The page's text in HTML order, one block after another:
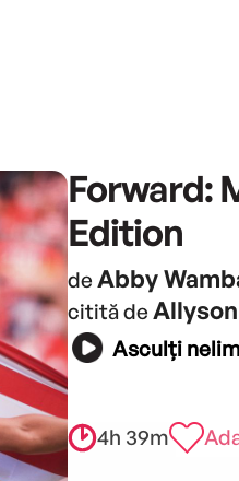
Forward:
Edition
de Abby
citită de
Asculți
4h 39m